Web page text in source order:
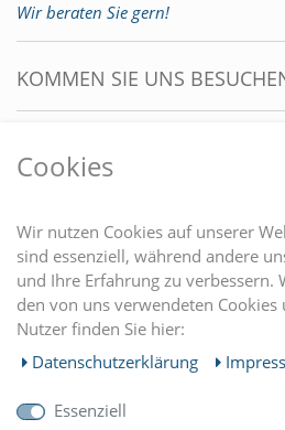
Wir beraten Sie gern!
KOMMEN SIE UNS
EINKAUFEN
MEIN KONTO
Cookies
Wir nutzen Cookies auf unserer
sind essenziell, während andere
und Ihre Erfahrung zu verbessern.
den von uns verwendeten Cookies
Nutzer finden Sie hier:
Daten­schutz­erklärung
Essenziell